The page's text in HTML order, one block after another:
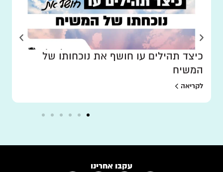
כיצד תהילים עו חושף את נוכחותו של
המשיח
לקריאה
עקבו אחרינו